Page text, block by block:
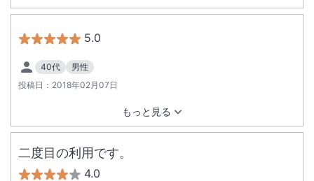
5.0
40代
男性
投稿日： 2018年02月07日
もっと見る
二度目の利用です。
4.0